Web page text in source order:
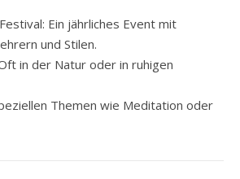
Ein jährliches Event mit
und Stilen.
in der Natur oder in ruhigen
Themen wie Meditation oder